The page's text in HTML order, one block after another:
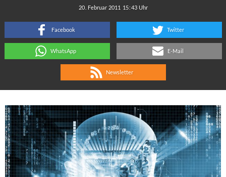
:
Facebook Twitter
WhatsApp E-Mail
Newsletter